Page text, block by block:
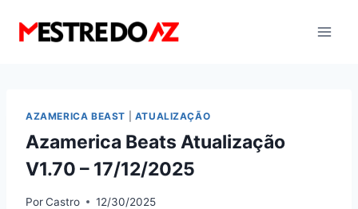
para
AZAMERICA BEAST ATUALIZAÇÃO
Azamerica Beats Atualização
V1.70 – 17/12/2025
PorCastro 12/30/2025